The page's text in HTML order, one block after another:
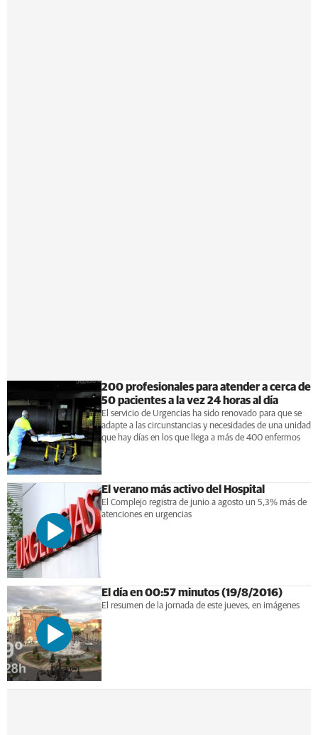
200 profesionales para atender a cerca de
50 pacientes a la vez 24 horas al día
El servicio de Urgencias ha sido renovado para que se
adapte a las circunstancias y necesidades de una unidad
que hay días en los que llega a más de 400 enfermos
El verano más activo del Hospital
El Complejo registra de junio a agosto un 5,3% más de
atenciones en urgencias
El día en 00:57 minutos (19/8/2016)
El resumen de la jornada de este jueves, en imágenes